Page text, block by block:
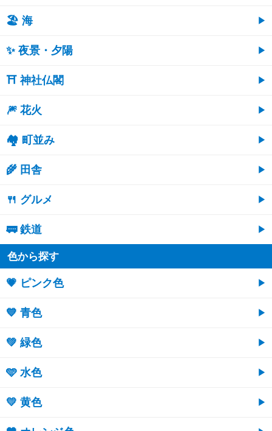
🏖 海
✨ 夜景・夕陽
⛩ 神社仏閣
🎆 花火
🏘 町並み
🌾 田舎
🍴 グルメ
🚃 鉄道
色から探す
💗 ピンク色
💙 青色
💚 緑色
🩵 水色
💛 黄色